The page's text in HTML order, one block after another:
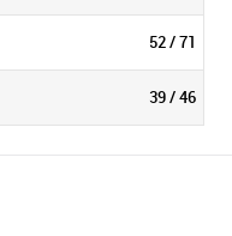
52 / 71
39 / 46